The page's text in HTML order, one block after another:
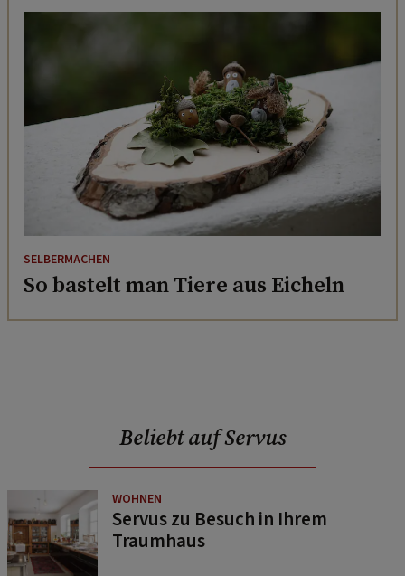
SELBERMACHEN
So bastelt man Tiere aus Eicheln
Beliebt auf Servus
WOHNEN
Servus zu Besuch in Ihrem
Traumhaus